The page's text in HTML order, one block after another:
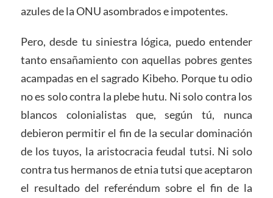
azules de la ONU asombrados e impotentes.
Pero, desde tu siniestra lógica, puedo entender
tanto ensañamiento con aquellas pobres gentes
acampadas en el sagrado Kibeho. Porque tu odio
no es solo contra la plebe hutu. Ni solo contra los
blancos colonialistas que, según tú, nunca
debieron permitir el fin de la secular dominación
de los tuyos, la aristocracia feudal tutsi. Ni solo
contra tus hermanos de etnia tutsi que aceptaron
el resultado del referéndum sobre el fin de la